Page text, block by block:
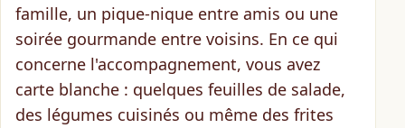
famille, un pique-nique entre amis ou une
soirée gourmande entre voisins. En ce qui
concerne l'accompagnement, vous avez
carte blanche : quelques feuilles de salade,
des légumes cuisinés ou même des frites